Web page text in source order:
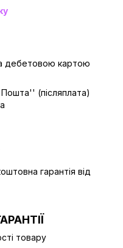
дебетовою картою
(післяплата)
гарантія від
товару